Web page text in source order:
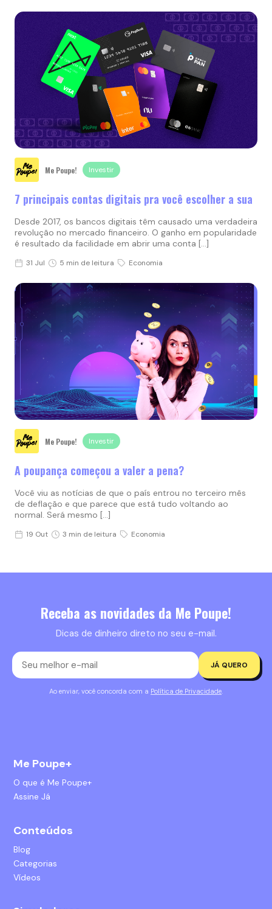
Me Poupe! Investir
7 principais contas digitais pra você escolher a sua
Desde 2017, os bancos digitais têm causado uma verdadeira
revolução no mercado financeiro. O ganho em popularidade
é resultado da facilidade em abrir uma conta […]
31 Jul 5 min de leitura Economia
Me Poupe! Investir
A poupança começou a valer a pena?
Você viu as notícias de que o país entrou no terceiro mês
de deflação e que parece que está tudo voltando ao
normal. Será mesmo […]
19 Out 3 min de leitura Economia
Receba as novidades da Me Poupe!
Dicas de dinheiro direto no seu e-mail.
JÁ QUERO
Ao enviar, você concorda com a Política de Privacidade.
Me Poupe+
O que é Me Poupe+
Assine Já
Conteúdos
Blog
Categorias
Vídeos